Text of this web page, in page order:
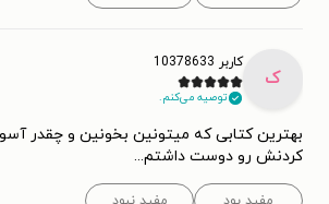
ک
کاربر 10378633
توصیه می‌کنم.
بهترین کتابی که میتونین بخونین و چقدر
کردنش رو دوست داشتم...